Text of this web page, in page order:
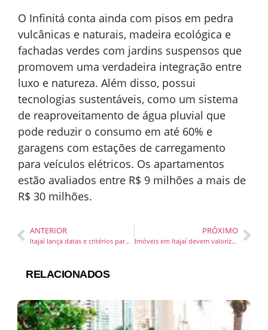
O Infinitá conta ainda com pisos em pedra
vulcânicas e naturais, madeira ecológica e
fachadas verdes com jardins suspensos que
promovem uma verdadeira integração entre
luxo e natureza. Além disso, possui
tecnologias sustentáveis, como um sistema
de reaproveitamento de água pluvial que
pode reduzir o consumo em até 60% e
garagens com estações de carregamento
para veículos elétricos. Os apartamentos
estão avaliados entre R$ 9 milhões a mais de
R$ 30 milhões.
ANTERIOR
Itajaí lança datas e critérios para matrículas e rematrículas nas unidades da rede municipal de ensino.
PRÓXIMO
Imóveis em Itajaí devem valorizar até 20% com novos investimentos, afirma especialista
RELACIONADOS